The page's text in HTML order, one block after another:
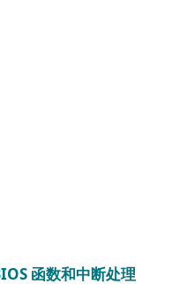
函数和中断处理